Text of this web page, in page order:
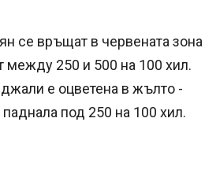
се връщат в червената зона
между 250 и 500 на 100 хил.
е оцветена в жълто -
под 250 на 100 хил.